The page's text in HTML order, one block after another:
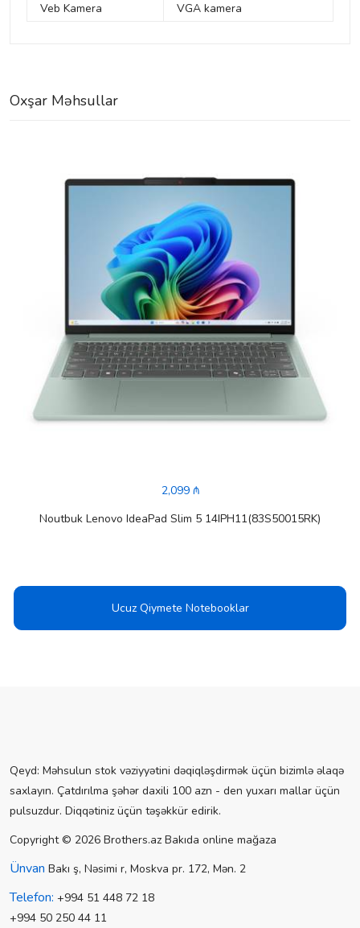
Veb Kamera
VGA kamera
Oxşar Məhsullar
2,099 ₼
Noutbuk Lenovo IdeaPad Slim 5 14IPH11(83S50015RK)
Ucuz Qiymete Notebooklar
Qeyd: Məhsulun stok vəziyyətini dəqiqləşdirmək üçün bizimlə əlaqə
saxlayın. Çatdırılma şəhər daxili 100 azn - den yuxarı mallar üçün
pulsuzdur. Diqqətiniz üçün təşəkkür edirik.
Copyright © 2026 Brothers.az Bakıda online mağaza
Ünvan Bakı ş, Nəsimi r, Moskva pr. 172, Mən. 2
Telefon: +994 51 448 72 18
+994 50 250 44 11